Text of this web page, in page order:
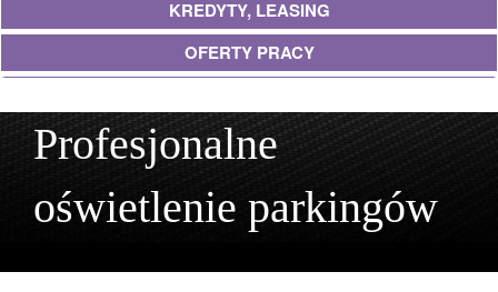
KREDYTY, LEASING
OFERTY PRACY
EKOLOGIA
ARCHITEKTURA
PROJEKTOWANIE
Profesjonalne
oświetlenie parkingów